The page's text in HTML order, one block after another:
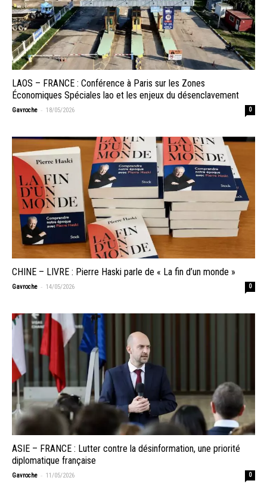
LAOS – FRANCE : Conférence à Paris sur les Zones
Économiques Spéciales lao et les enjeux du désenclavement
Gavroche - 18/05/2026 0
CHINE – LIVRE : Pierre Haski parle de « La fin d’un monde »
Gavroche - 14/05/2026 0
ASIE – FRANCE : Lutter contre la désinformation, une priorité
diplomatique française
Gavroche - 11/05/2026 0